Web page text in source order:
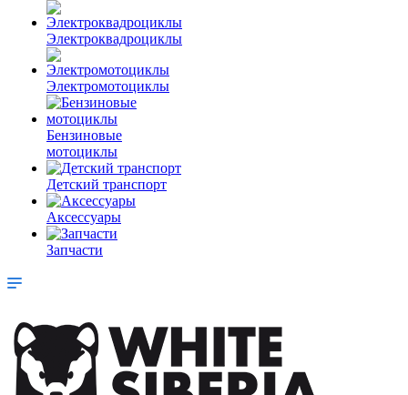
Электроквадроциклы
Электромотоциклы
Бензиновые
мотоциклы
Детский транспорт
Аксессуары
Запчасти